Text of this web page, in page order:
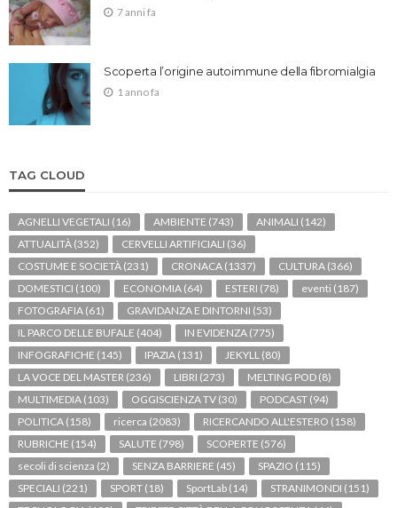
7 anni fa
Scoperta l’origine autoimmune della fibromialgia
1 anno fa
TAG CLOUD
AGNELLI VEGETALI (16) AMBIENTE (743) ANIMALI (142)
ATTUALITÀ (352) CERVELLI ARTIFICIALI (36)
COSTUME E SOCIETÀ (231) CRONACA (1337) CULTURA (366)
DOMESTICI (100) ECONOMIA (64) ESTERI (78) eventi (187)
FOTOGRAFIA (61) GRAVIDANZA E DINTORNI (53)
IL PARCO DELLE BUFALE (404) IN EVIDENZA (775)
INFOGRAFICHE (145) IPAZIA (131) JEKYLL (80)
LA VOCE DEL MASTER (236) LIBRI (273) MELTING POD (8)
MULTIMEDIA (103) OGGISCIENZA TV (30) PODCAST (94)
POLITICA (158) ricerca (2083) RICERCANDO ALL'ESTERO (158)
RUBRICHE (154) SALUTE (798) SCOPERTE (576)
secoli di scienza (2) SENZA BARRIERE (45) SPAZIO (115)
SPECIALI (221) SPORT (18) SportLab (14) STRANIMONDI (151)